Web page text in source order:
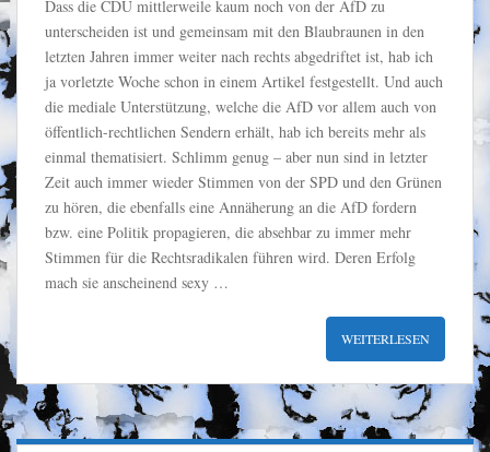
Dass die CDU mittlerweile kaum noch von der AfD zu
unterscheiden ist und gemeinsam mit den Blaubraunen in den
letzten Jahren immer weiter nach rechts abgedriftet ist, hab ich
ja vorletzte Woche schon in einem Artikel festgestellt. Und auch
die mediale Unterstützung, welche die AfD vor allem auch von
öffentlich-rechtlichen Sendern erhält, hab ich bereits mehr als
einmal thematisiert. Schlimm genug – aber nun sind in letzter
Zeit auch immer wieder Stimmen von der SPD und den Grünen
zu hören, die ebenfalls eine Annäherung an die AfD fordern
bzw. eine Politik propagieren, die absehbar zu immer mehr
Stimmen für die Rechtsradikalen führen wird. Deren Erfolg
mach sie anscheinend sexy …
WEITERLESEN